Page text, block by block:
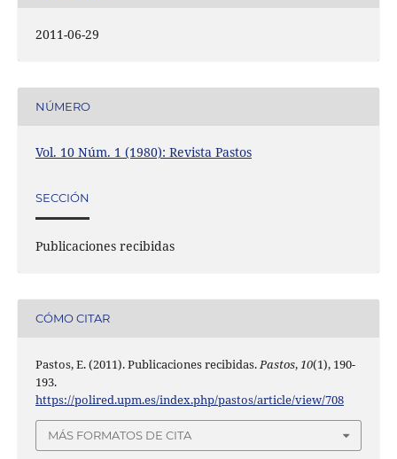
2011-06-29
NÚMERO
Vol. 10 Núm. 1 (1980): Revista Pastos
SECCIÓN
Publicaciones recibidas
CÓMO CITAR
Pastos, E. (2011). Publicaciones recibidas.Pastos,10(1), 190-
193.
https://polired.upm.es/index.php/pastos/article/view/708
MÁS FORMATOS DE CITA